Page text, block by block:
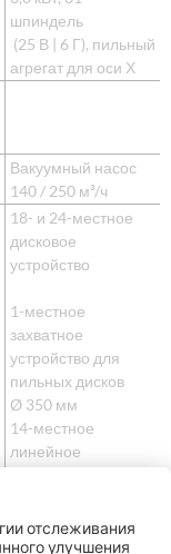
шпиндель
(25 В | 6 Г), пильный
агрегат для оси Х
Вакуумный насос
140 / 250 м³/ч
18- и 24-местное
дисковое
устройство
1-местное
захватное
устройство для
пильных дисков
Ø 350 мм
14-местное
линейное
кожухом
инструментов